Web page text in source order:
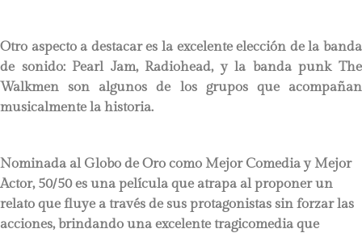
Otro aspecto a destacar es la excelente elección de la banda
de sonido: Pearl Jam, Radiohead, y la banda punk The
Walkmen son algunos de los grupos que acompañan
musicalmente la historia.
Nominada al Globo de Oro como Mejor Comedia y Mejor
Actor, 50/50 es una película que atrapa al proponer un
relato que fluye a través de sus protagonistas sin forzar las
acciones, brindando una excelente tragicomedia que